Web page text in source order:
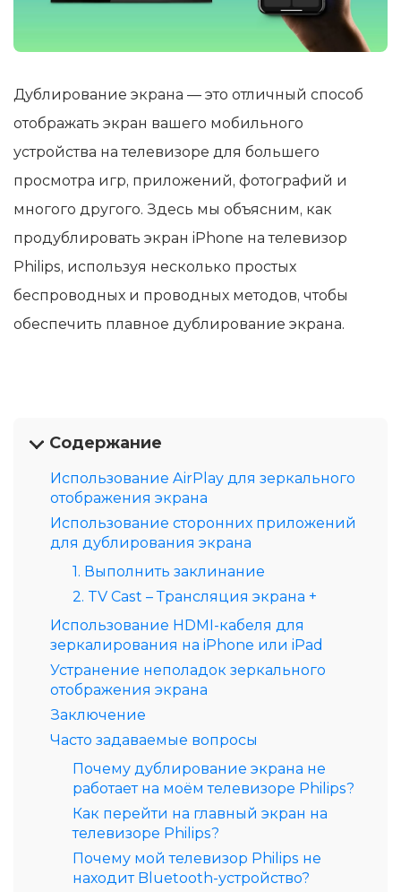
Дублирование экрана — это отличный способ
отображать экран вашего мобильного
устройства на телевизоре для большего
просмотра игр, приложений, фотографий и
многого другого. Здесь мы объясним, как
продублировать экран iPhone на телевизор
Philips, используя несколько простых
беспроводных и проводных методов, чтобы
обеспечить плавное дублирование экрана.
Содержание
Использование AirPlay для зеркального
отображения экрана
Использование сторонних приложений
для дублирования экрана
1. Выполнить заклинание
2. TV Cast – Трансляция экрана +
Использование HDMI-кабеля для
зеркалирования на iPhone или iPad
Устранение неполадок зеркального
отображения экрана
Заключение
Часто задаваемые вопросы
Почему дублирование экрана не
работает на моём телевизоре Philips?
Как перейти на главный экран на
телевизоре Philips?
Почему мой телевизор Philips не
находит Bluetooth-устройство?